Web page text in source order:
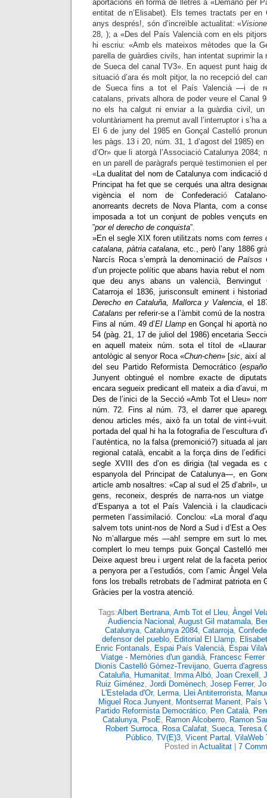
aportacions en forma de lletres a «Demano per
entitat de n’Elisabet). Els temes tractats per en
anys després!, són d’increïble actualitat: «
28, ); a «Des del País Valencià com en els
hi escriu: «Amb els mateixos mètodes que la
parella de guàrdies civils, han intentat suprimir la
de Sueca del canal TV3». En aquest punt haig
situació d’ara és molt pitjor, la no recepció del
de Sueca fins a tot el País Valencià —i de
catalans, privats alhora de poder veure el
no els ha calgut ni enviar a la guàrdia civil,
voluntàriament ha premut avall l’interruptor i s’ha
El 6 de juny del 1985 en Gonçal Castelló
les pàgs. 13 i 20, núm. 31, 1 d’agost del 1985) en
d’Or» que li atorgà l’Associació Catalunya 2084;
en un parell de paràgrafs perquè testimonien el
«La dualitat del nom de Catalunya com indicació
Principat ha fet que se cerqués una altra
vigència el nom de Confederació Catalan
anorreants decretsde Nova Planta, com a
imposada a tot un conjunt de pobles vençuts
”por el derecho de conquista”.
»En el seg le XIX foren utilitzats noms com terres
catalana, pàtria catalana, etc., però l’any 1886 gr
Narcís Roca s’emprà la denominació de Països
d’un projecte polític que abans havia rebut el
que deu anys abans un valencià,
Catarroja el 1836, jurisconsult eminent i
Derecho en Cataluña, Mallorca y Valencia, el
Catalans per referir-se a l’àm bit comú de la nostra
Fins al núm. 49 d’El Llampen Gonçal hi aportà
54 (pàg. 21, 17 de juliol del 1986) encetaria
en aquell mateix núm. sota el títol de
antològic al senyor Roca «Chun-chen» [sic, així al
del seu Partido Reformista Democrático (
Junyent obtingué el nombre exacte de
encara segueix predicant ell mateix a dia d’avui,
Des de l’inici de la Secció «Amb Tot el Lleu»
núm. 72. Fins al núm. 73, el darrer que
denou articles més, això fa un total de vint-i-
portada del qual hi ha la fotografia de l’escultura
l’autèntica, no la falsa (premonició?) situada al
regional català, encabit a la força dins de
segle XVIII des d’on es dirigia (tal vegada es
espanyola del Principat de Catalunya—, en
article amb nosaltres: «Cap al sud el 25 d’abril»,
gens, reconeix, després de narra-nos un
d’Espanya a tot el País Valencià i la
permeten l’assimilació. Conclou: «La moral
salvem tots unint-nos de Nord a Sud i d’Est a
No m’allargue més —ah! sempre em surt lo
complert lo meu temps puix Gonçal Castelló
Deixe aquest breu i urgent relat de la faceta
a penyora per a l’estudiós, com l’amic Àngel
fons los treballs retrobats de l’admirat patriota en
Gràcies per la vostra atenció.
Tags:Albert Bertrana, Amb Tot el Lleu, Àngel
Audiencia Nacional , August Gil matamala,
Catalunya, Catalunya 2084, Catarroja,
defensor del pueblo, Editorial El Llamp,
Enric Fontanals, Espai País Valencià, Espai
Viatge - Memòries d'un gandià, Francesc Ferrer
Dionís Castelló Gómez-Trevijano, Guerra
Cataluña, Humanitat, Imma Albó, Joan Crexell ,
Ruiz Giménez, Jordi Domènech, Josep Ferrer,
L'Estelada d'Or, Lerma, Llei Antiterrorista,
Miguel Roca Junyent, Montserrat Manent, País
Partido Reformista Democrático, Pen Català,
Catalunya, PsoE, Ramon Alcoberro, Ramon
Robert Surroca, Rosa Calafat, Sueca, Teresa
Público, TV(E)3, Vicent Partal , VilaWeb
Posted in Actualitat| 7